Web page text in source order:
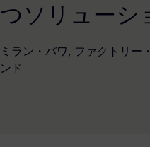
つソリューシ
ミラン・バワ, ファクトリー
ンド